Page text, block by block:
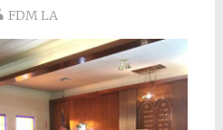
FDM LA